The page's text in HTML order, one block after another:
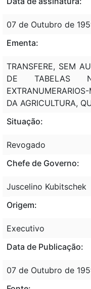
07 de Outubro de
Ementa:
TRANSFERE, SEM
DE TABELAS
DA AGRICULTURA,
Situação:
Revogado
Chefe de Governo:
Juscelino Kubitschek
Origem:
Executivo
Data de Publicação:
07 de Outubro de